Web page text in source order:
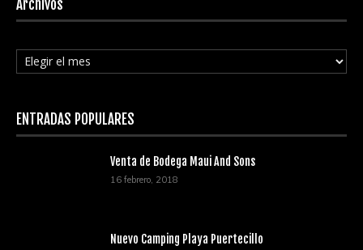
Archivos
Archivos
ENTRADAS POPULARES
Venta de Bodega Maui And Sons
16 febrero, 2018
Nuevo Camping Playa Puertecillo